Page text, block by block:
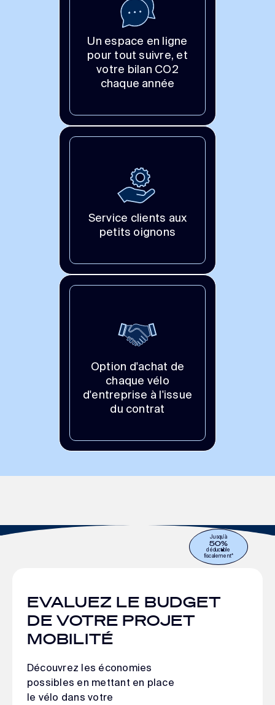
Un espace en ligne
pour tout suivre, et
votre bilan CO2
chaque année
Service clients aux
petits oignons
Option d'achat de
chaque vélo
d'entreprise à l'issue
du contrat
EVALUEZ LE BUDGET
DE VOTRE PROJET
MOBILITÉ
Découvrez les économies
possibles en mettant en place
le vélo dans votre
Jusqu’à
50%
déductible
fiscalement*